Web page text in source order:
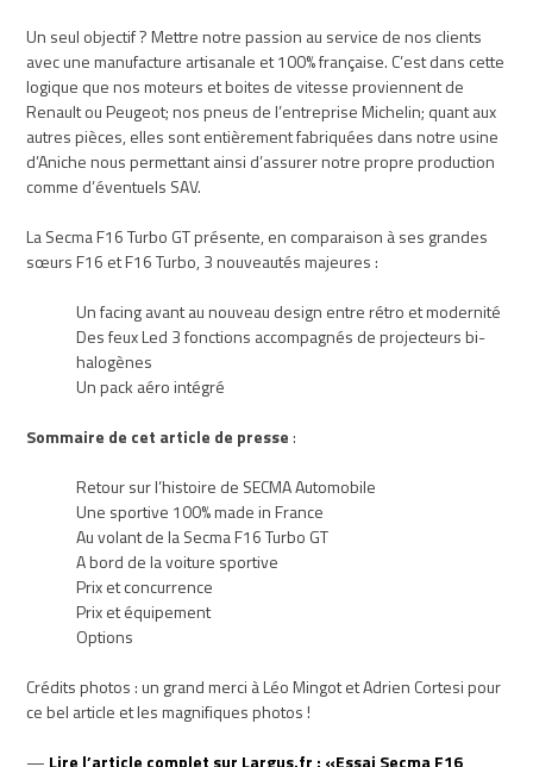
Un seul objectif ? Mettre notre passion au service de nos clients
avec une manufacture artisanale et 100% française. C’est dans cette
logique que nos moteurs et boites de vitesse proviennent de
Renault ou Peugeot; nos pneus de l’entreprise Michelin; quant aux
autres pièces, elles sont entièrement fabriquées dans notre usine
d’Aniche nous permettant ainsi d’assurer notre propre production
comme d’éventuels SAV.
La Secma F16 Turbo GT présente, en comparaison à ses grandes
sœurs F16 et F16 Turbo, 3 nouveautés majeures :
Un facing avant au nouveau design entre rétro et modernité
Des feux Led 3 fonctions accompagnés de projecteurs bi-
halogènes
Un pack aéro intégré
Sommaire de cet article de presse:
Retour sur l’histoire de SECMA Automobile
Une sportive 100% made in France
Au volant de la Secma F16 Turbo GT
A bord de la voiture sportive
Prix et concurrence
Prix et équipement
Options
Crédits photos : un grand merci à Léo Mingot et Adrien Cortesi pour
ce bel article et les magnifiques photos !
— Lire l’article complet sur Largus.fr : «Essai Secma F16